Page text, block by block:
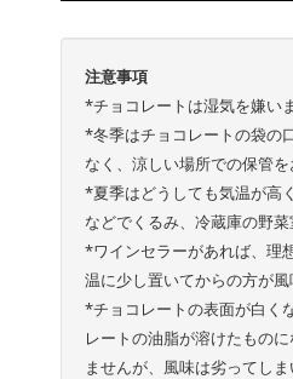
注意事項
*チョコレートは湿気を嫌いま
*冬季はチョコレートの袋の
なく、涼しい場所での保管を
*夏季はどうしても気温が高
などでくるみ、冷蔵庫の野菜
*ワインセラーがあれば、理
温に少し置いてからの方が風
*チョコレートの表面が白く
レートの油脂が溶けたもの
ませんが、風味は劣ってしま